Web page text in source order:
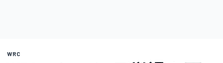
WRC